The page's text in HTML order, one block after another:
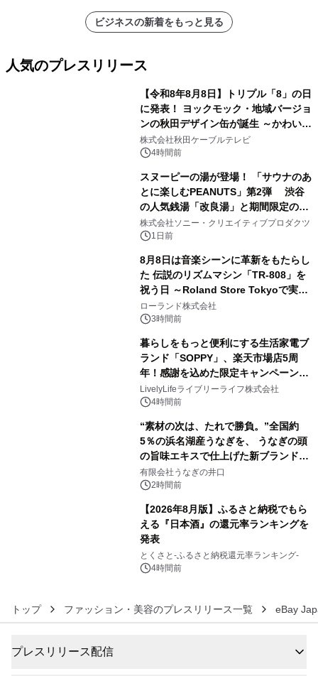
ビジネスの新着をもっと見る
人気のプレスリリース
【令和8年8月8日】トリプル「8」の日
に発表！ ヨックモック・地域バージョ
ンの秋田デザイン缶が誕生 ～かわいい
秋田犬の子犬と秋田の四季と名所を巡
るパッケージ～ 9月1日(火)秋田県内で
株式会社秋田ケーブルテレビ
4時間前
スヌーピーの湯が登場！ 「サウナのあ
とに楽しむPEANUTS」第2弾 渋谷
の人気銭湯「改良湯」と期間限定のコ
ラボレーション サウナイキタイコラ
ボグッズも発売決定！
株式会社ソニー・クリエイティブプロダクツ
1日前
8月8日は音楽シーンに革新をもたらし
た 伝説のリズムマシン「TR-808」を
祝う日 ～Roland Store Tokyoで実機
を展示しての 記念キャンペーンを開
催 英国ラジオ「NTS」の 特別プログ
アーティストを フィーチャーしたアニ
メーションを公開～
ローランド株式会社
3時間前
暮らしをもっと便利にする生活家電ブ
ランド「SOPPY」、楽天市場店5周
年！感謝を込めた限定キャンペーンを
8月10日より開催
LivelyLifeライブリーライフ株式会社
4時間前
“素材の次は、たれで勝負。”全国約
5％の浜名湖産うなぎを、 うなぎの頭
の旨味エキスで仕上げた新ブランド
「井口の誉」誕生
有限会社うなぎの井口
2時間前
【2026年8月版】ふるさと納税でもら
える『日本酒』の還元率ランキングを
発表
とくさと-ふるさと納税還元率ランキング-
4時間前
トップ ファッション・美容のプレスリリース一覧 eBay
プレスリリース配信